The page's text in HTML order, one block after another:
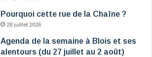
Pourquoi cette rue de la Chaîne ?
28 juillet 2026
Agenda de la semaine à Blois et ses
alentours (du 27 juillet au 2 août)